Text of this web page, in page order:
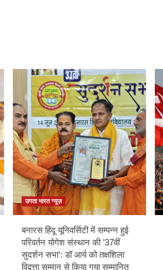
उगता भारत न्यूज़
बनारस हिंदू यूनिवर्सिटी में सम्पन्न हुई
परिवर्तन योगेश संस्थान की ’37वीं
सुदर्शन सभा’: डॉ आर्य को तक्षशिला
विद्वत्ता सम्मान से किया गया सम्मानित